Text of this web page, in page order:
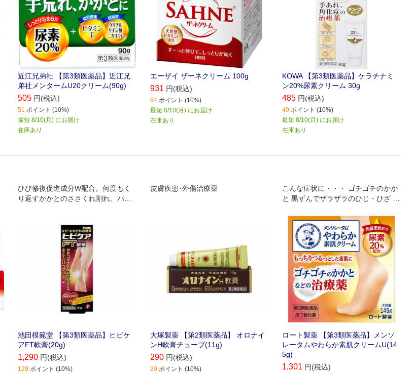
近江兄弟社 【第3類医薬品】近江兄
弟社メンタームU20クリーム(90g)
505 円(税込)
51 ポイント (10%)
最短 8/10(月) にお届け
在庫あり
エーザイ ザーネクリーム 100g
931 円(税込)
94 ポイント (10%)
最短 8/10(月) にお届け
在庫あり
KOWA 【第3類医薬品】ケラチナミ
ン20%尿素クリーム 30g
485 円(税込)
49 ポイント (10%)
最短 8/10(月) にお届け
在庫あり
ひび修復促進成分W配合。何度もく
り返すかかとのささくれ割れ、パッ
池田模範堂 【第3類医薬品】ヒビケ
アFT軟膏(20g)
1,290 円(税込)
129 ポイント (10%)
皮膚疾患･外傷治療薬
大塚製薬 【第2類医薬品】 オロナイ
ンH軟膏チューブ(11g)
290 円(税込)
29 ポイント (10%)
こんな症状に・・・ ゴチゴチのかか
と 黒ずんでザラザラのひじ・ひざ ガ
ロート製薬 【第3類医薬品】メンソ
レータムやわらか素肌クリームU(14
5g)
1,301 円(税込)